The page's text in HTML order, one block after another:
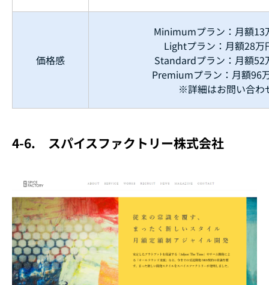
価格感
Minimumプラン：月額
Lightプラン：月額28
Standardプラン：月額
Premiumプラン：月額
※詳細はお問い合わ
4-6. スパイスファクトリー株式会社